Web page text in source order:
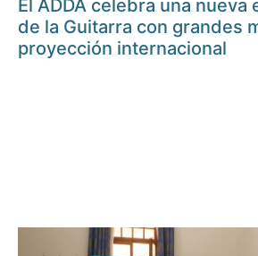
El ADDA celebra una nueva
de la Guitarra con grandes
proyección internacional